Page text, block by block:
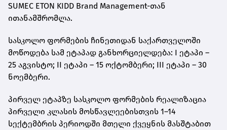
SUMEC ETON KIDD Brand Management-თან
ითანამშრომლა.
სასკოლო ფორმების ჩინეთიდან საქართველოში
მოწოდება სამ ეტაპად განხორციელდება: I ეტაპი –
25 აგვისტო; II ეტაპი – 15 ოქტომბერი; III ეტაპი – 30
ნოემბერი.
პირველ ეტაპზე სასკოლო ფორმების რეალიზაცია
პირველი კლასის მოსწავლეებისთვის 1–14
სექტემბრის პერიოდში მთელი ქვეყნის მასშტაბით